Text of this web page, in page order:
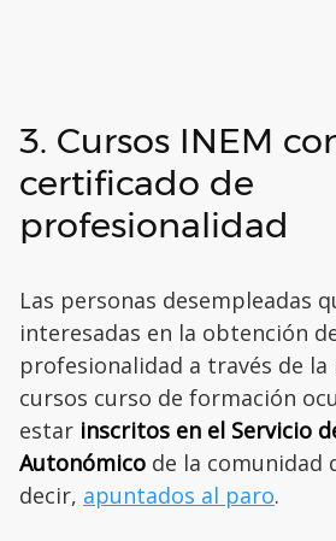
3. Cursos INEM
certificado de
profesionalidad
Las personas desempleadas
interesadas en la obtención
profesionalidad a través de la
cursos curso de formación
estar inscritos en el Servicio
Autonómico de la comunidad
decir, apuntados al paro.